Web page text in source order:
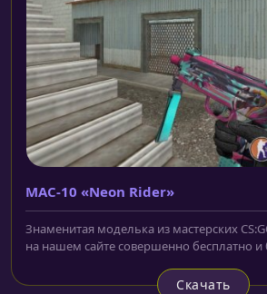
MAC-10 «Neon Rider»
Знаменитая моделька из мастерских
на нашем сайте совершенно бесплатно и
Скачать